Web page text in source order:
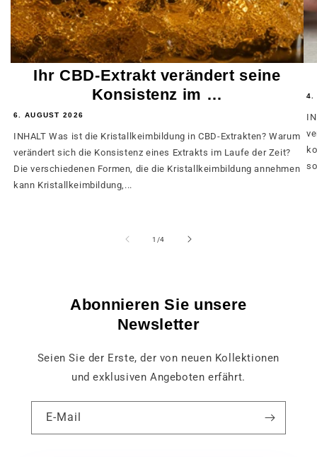
Ihr CBD-Extrakt verändert seine
Konsistenz im …
6. AUGUST 2026
INHALT Was ist die Kristallkeimbildung in CBD-Extrakten? Warum
verändert sich die Konsistenz eines Extrakts im Laufe der Zeit?
Die verschiedenen Formen, die die Kristallkeimbildung annehmen
kann Kristallkeimbildung,...
4.
1 /von
4
Abonnieren Sie unsere
Newsletter
Seien Sie der Erste, der von neuen Kollektionen
und exklusiven Angeboten erfährt.
E-Mail